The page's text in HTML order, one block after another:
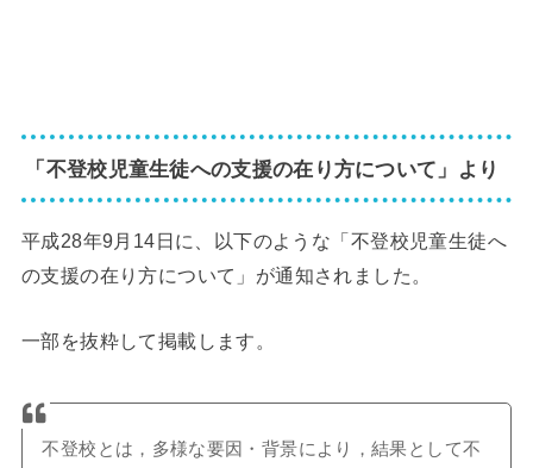
「不登校児童生徒への支援の在り方について」より
平成28年9月14日に、以下のような「不登校児童生徒へ
の支援の在り方について」が通知されました。
一部を抜粋して掲載します。
不登校とは，多様な要因・背景により，結果として不